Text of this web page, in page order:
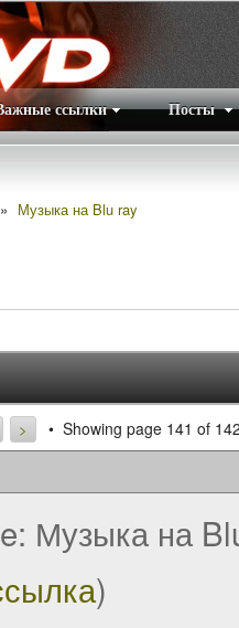
ссылки Посты
» Музыка на Blu ray
> Showing page 141 of
Музыка на
)